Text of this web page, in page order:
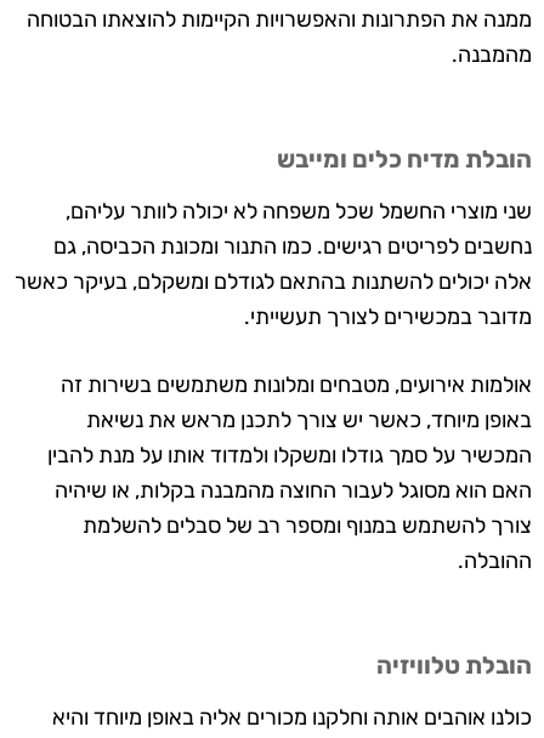
ממנה את הפתרונות והאפשרויות הקיימות להוצאתו הבטוחה
מהמבנה.
הובלת מדיח כלים ומייבש
שני מוצרי החשמל שכל משפחה לא יכולה לוותר עליהם,
נחשבים לפריטים רגישים. כמו התנור ומכונת הכביסה, גם
אלה יכולים להשתנות בהתאם לגודלם ומשקלם, בעיקר כאשר
מדובר במכשירים לצורך תעשייתי.
אולמות אירועים, מטבחים ומלונות משתמשים בשירות זה
באופן מיוחד, כאשר יש צורך לתכנן מראש את נשיאת
המכשיר על סמך גודלו ומשקלו ולמדוד אותו על מנת להבין
האם הוא מסוגל לעבור החוצה מהמבנה בקלות, או שיהיה
צורך להשתמש במנוף ומספר רב של סבלים להשלמת
ההובלה.
הובלת טלוויזיה
כולנו אוהבים אותה וחלקנו מכורים אליה באופן מיוחד והיא